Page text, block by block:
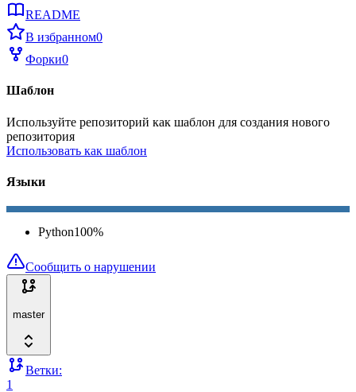
README
В избранном0
Форки0
Шаблон
Используйте репозиторий как шаблон для создания нового
репозитория
Использовать как шаблон
Языки
Python100%
Сообщить о нарушении
master
Ветки:
1